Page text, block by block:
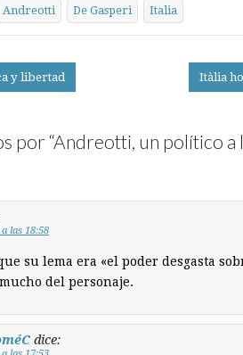
Andreotti De Gasperi Italia
y libertad Itàlia
por “Andreotti, un político a
las 18:58
su lema era «el poder desgasta
del personaje.
dice: